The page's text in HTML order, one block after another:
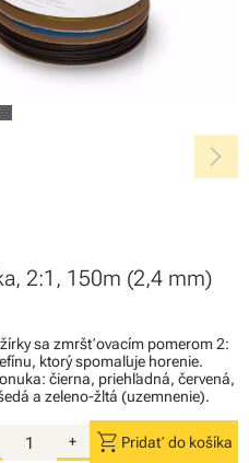
chevron_right
2:1, 150m (2,4 mm)
sa zmršťovacím pomerom 2:
ktorý spomaľuje horenie.
čierna, priehľadná, červená,
a zeleno-žltá (uzemnenie).
+ shopping_cart Pridať do košíka